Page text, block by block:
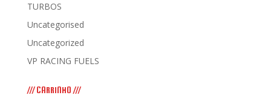
TURBOS
Uncategorised
Uncategorized
VP RACING FUELS
/// CARRINHO ///